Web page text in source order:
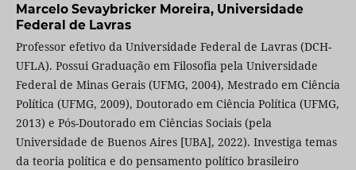
Marcelo Sevaybricker Moreira, Universidade
Federal de Lavras
Professor efetivo da Universidade Federal de Lavras (DCH-
UFLA). Possui Graduação em Filosofia pela Universidade
Federal de Minas Gerais (UFMG, 2004), Mestrado em Ciência
Política (UFMG, 2009), Doutorado em Ciência Política (UFMG,
2013) e Pós-Doutorado em Ciências Sociais (pela
Universidade de Buenos Aires [UBA], 2022). Investiga temas
da teoria política e do pensamento político brasileiro